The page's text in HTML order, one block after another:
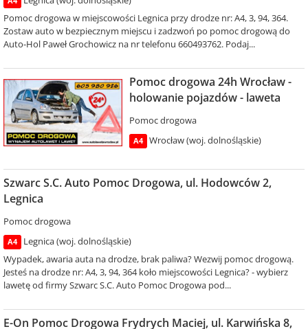
Pomoc drogowa w miejscowości Legnica przy drodze nr: A4, 3, 94, 364.
Zostaw auto w bezpiecznym miejscu i zadzwoń po pomoc drogową do
Auto-Hol Paweł Grochowicz na nr telefonu 660493762. Podaj...
Pomoc drogowa 24h Wrocław -
holowanie pojazdów - laweta
Pomoc drogowa
A4 Wrocław (woj. dolnośląskie)
Szwarc S.C. Auto Pomoc Drogowa, ul. Hodowców 2,
Legnica
Pomoc drogowa
A4
Legnica (woj. dolnośląskie)
Wypadek, awaria auta na drodze, brak paliwa? Wezwij pomoc drogową.
Jesteś na drodze nr: A4, 3, 94, 364 koło miejscowości Legnica? - wybierz
lawetę od firmy Szwarc S.C. Auto Pomoc Drogowa pod...
E-On Pomoc Drogowa Frydrych Maciej, ul. Karwińska 8,